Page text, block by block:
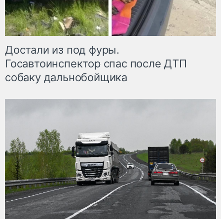
Достали из под фуры.
Госавтоинспектор спас после ДТП
собаку дальнобойщика